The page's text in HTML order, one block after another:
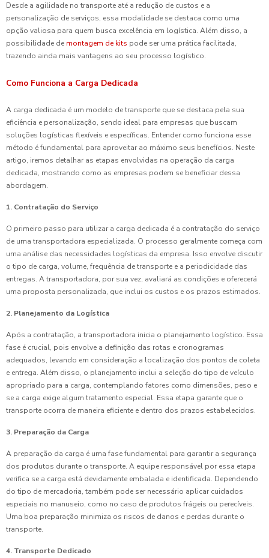
Desde a agilidade no transporte até a redução de custos e a
personalização de serviços, essa modalidade se destaca como uma
opção valiosa para quem busca excelência em logística. Além disso, a
possibilidade de montagem de kits pode ser uma prática facilitada,
trazendo ainda mais vantagens ao seu processo logístico.
Como Funciona a Carga Dedicada
A carga dedicada é um modelo de transporte que se destaca pela sua
eficiência e personalização, sendo ideal para empresas que buscam
soluções logísticas flexíveis e específicas. Entender como funciona esse
método é fundamental para aproveitar ao máximo seus benefícios. Neste
artigo, iremos detalhar as etapas envolvidas na operação da carga
dedicada, mostrando como as empresas podem se beneficiar dessa
abordagem.
1. Contratação do Serviço
O primeiro passo para utilizar a carga dedicada é a contratação do serviço
de uma transportadora especializada. O processo geralmente começa com
uma análise das necessidades logísticas da empresa. Isso envolve discutir
o tipo de carga, volume, frequência de transporte e a periodicidade das
entregas. A transportadora, por sua vez, avaliará as condições e oferecerá
uma proposta personalizada, que inclui os custos e os prazos estimados.
2. Planejamento da Logística
Após a contratação, a transportadora inicia o planejamento logístico. Essa
fase é crucial, pois envolve a definição das rotas e cronogramas
adequados, levando em consideração a localização dos pontos de coleta
e entrega. Além disso, o planejamento inclui a seleção do tipo de veículo
apropriado para a carga, contemplando fatores como dimensões, peso e
se a carga exige algum tratamento especial. Essa etapa garante que o
transporte ocorra de maneira eficiente e dentro dos prazos estabelecidos.
3. Preparação da Carga
A preparação da carga é uma fase fundamental para garantir a segurança
dos produtos durante o transporte. A equipe responsável por essa etapa
verifica se a carga está devidamente embalada e identificada. Dependendo
do tipo de mercadoria, também pode ser necessário aplicar cuidados
especiais no manuseio, como no caso de produtos frágeis ou perecíveis.
Uma boa preparação minimiza os riscos de danos e perdas durante o
transporte.
4. Transporte Dedicado